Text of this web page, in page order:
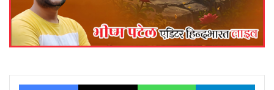
Facebook X WhatsApp